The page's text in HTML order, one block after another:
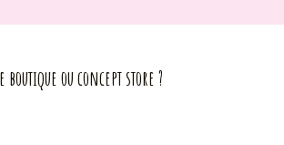
ou concept store ?